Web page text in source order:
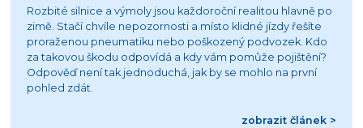
Rozbité silnice a výmoly jsou každoroční realitou hlavně po
zimě. Stačí chvíle nepozornosti a místo klidné jízdy řešíte
proraženou pneumatiku nebo poškozený podvozek. Kdo
za takovou škodu odpovídá a kdy vám pomůže pojištění?
Odpověď není tak jednoduchá, jak by se mohlo na první
pohled zdát.
zobrazit článek >